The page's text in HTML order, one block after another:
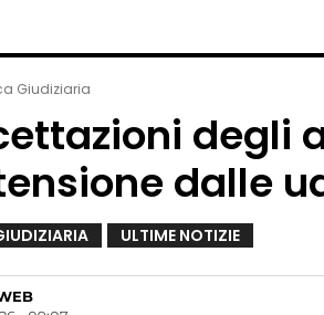
Giudiziaria
degli
dalle
ULTIME NOTIZIE